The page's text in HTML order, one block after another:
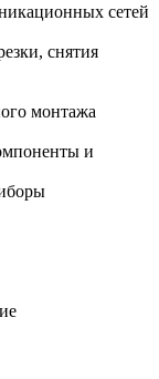
сетей
снятия
монтажа
и